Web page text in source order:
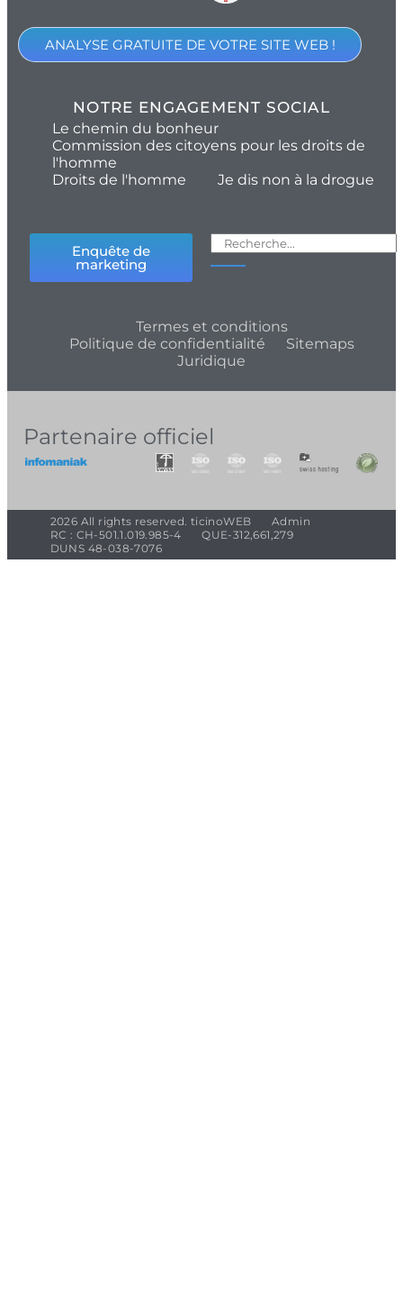
ANALYSE GRATUITE DE VOTRE SITE WEB !
NOTRE ENGAGEMENT SOCIAL
Le chemin du bonheur
Commission des citoyens pour les droits de
l'homme
Droits de l'homme
Je dis non à la drogue
Enquête de
marketing
Termes et conditions
Politique de confidentialité
Sitemaps
Juridique
Partenaire officiel
2026 All rights reserved. ticinoWEB
Admin
RC : CH-501.1.019.985-4
QUE-312,661,279
DUNS 48-038-7076